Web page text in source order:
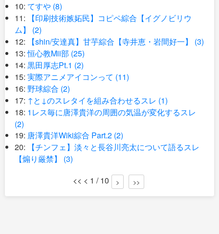
10: てすや (8)
11:
【印刷技術嫉妬民】コピペ綜合【イグノビリウ
ム】 (2)
12:
【shin/安達真】甘芋綜合【寺井恵・岩間好一】 (3)
13:恒心教Mii部 (25)
14: 黒田厚志Pt.1 (2)
15: 実際アニメアイコンって (11)
16: 野球綜合 (2)
17: ↑と↓のスレタイを組み合わせるスレ (1)
18: 1レス毎に唐澤貴洋の周囲の気温が変化するスレ
(2)
19: 唐澤貴洋Wiki綜合 Part.2 (2)
20:
【チンフェ】淡々と長谷川亮太について語るスレ
【煽り厳禁】 (3)
<< < 1 / 10
> >>